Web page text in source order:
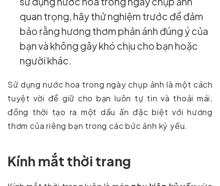
quan trọng, hãy thử nghiệm trước để đảm
bảo rằng hương thơm phản ánh đúng ý của
bạn và không gây khó chịu cho bạn hoặc
người khác.
Sử dụng nước hoa trong ngày chụp ảnh là một cách
tuyệt vời để giữ cho bạn luôn tự tin và thoải mái,
đồng thời tạo ra một dấu ấn đặc biệt với hương
thơm của riêng bạn trong các bức ảnh kỷ yếu.
Kính mắt thời trang